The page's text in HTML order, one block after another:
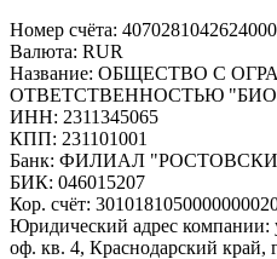
Номер счёта:
Валюта: RUR
Название: ОБЩЕСТВО С
ОТВЕТСТВЕННОСТЬЮ
ИНН: 2311345065
КПП: 231101001
Банк: ФИЛИАЛ
БИК: 046015207
Кор. счёт:
Юридический адрес компании:
оф. кв. 4, Краснодарский край,